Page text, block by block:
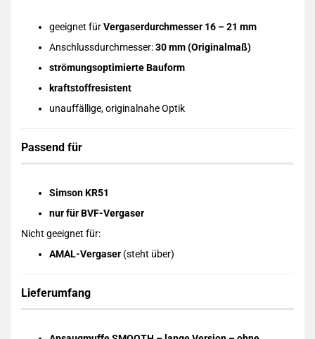
geeignet fürVergaserdurchmesser 16 – 21 mm
Anschlussdurchmesser:30 mm (Originalmaß)
strömungsoptimierte Bauform
kraftstoffresistent
unauffällige, originalnahe Optik
Passend für
Simson KR51
nur für BVF-Vergaser
Nicht geeignet für:
AMAL-Vergaser (steht über)
Lieferumfang